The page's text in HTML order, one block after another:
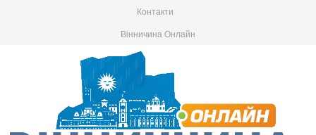
Контакти
Вінничина Онлайн